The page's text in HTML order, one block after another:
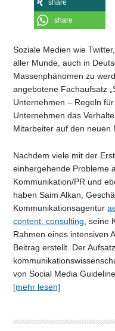
share
share
Soziale Medien wie
aller Munde, auch in
Massenphänomen zu
angebotene Fachaufsatz
Unternehmen – Regeln
Unternehmen das
Mitarbeiter auf den neuen
Nachdem viele mit der
einhergehende Probleme
Kommunikation/PR und
haben Saim Alkan,
Kommunikationsagentur
content. consulting , seine
Rahmen eines intensiven
Beitrag erstellt. Der
von Social Media
[mehr lesen]